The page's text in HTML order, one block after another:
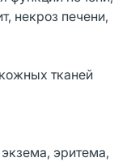
некроз печени,
тканей
эритема,